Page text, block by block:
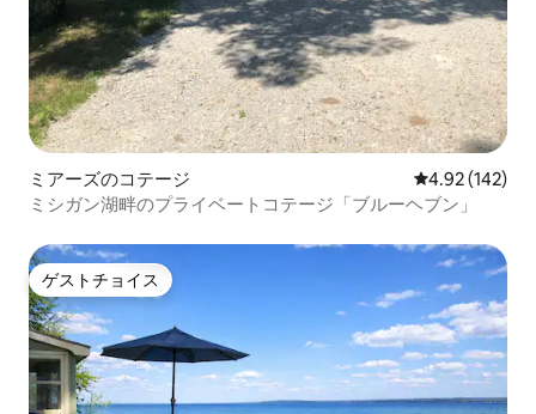
ミアーズのコテージ レビュー142
4.92 (142)
ミシガン湖畔のプライベートコテージ「ブルーヘブン」
ゲストチョイス
ゲストチョイス